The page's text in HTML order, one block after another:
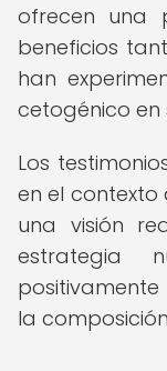
ofrecen una
beneficios
han
cetogénico en
Los
en el
una visión
estrategia
la